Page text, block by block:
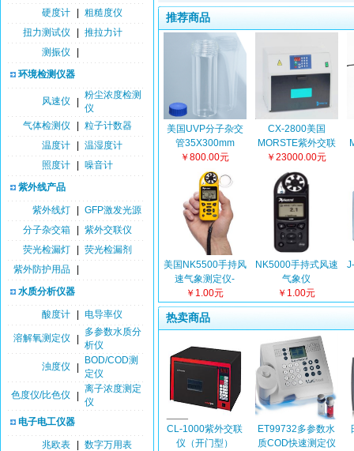
硬度计
粗糙度仪
扭力测试仪
推拉力计
测振仪
环境检测仪器
风速仪
粉尘浓度检测
仪
气体检测仪
粒子计数器
温度计
温湿度计
照度计
噪音计
紫外线产品
紫外线灯
GFP激发光源
分子杂交箱
紫外交联仪
荧光检漏灯
荧光检漏剂
紫外防护用品
水质分析仪器
酸度计 电导率仪
溶解氧测定仪
多参数水质分
析仪
浊度仪
BOD/COD测
定仪
色度仪/比色仪
离子浓度测定
仪
电子电工仪器
兆欧表 数字万用表
推荐商品
美国UVP分子杂交
管35X300mm
￥800.00元
CX-2800美国
MORSTE紫外交联
仪
￥23000.00元
美国NK5500手持风
速气象测定仪-
NK4500升级版
￥1.00元
NK5000手持式风速
气象仪
￥1.00元
热卖商品
CL-1000紫外交联
仪（开门型）
ET99732多参数水
质COD快速测定仪